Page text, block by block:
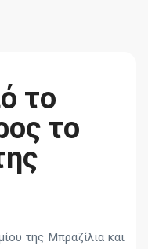
το
το
της Μπραζίλια και